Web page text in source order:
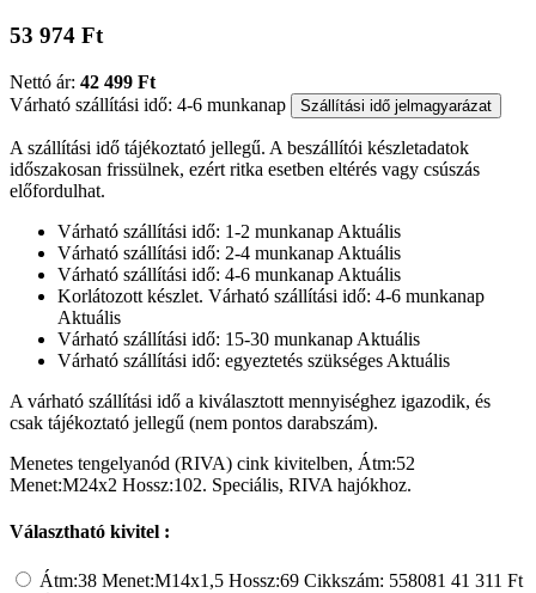
53 974 Ft
Nettó ár: 42 499 Ft
Várható szállítási idő: 4-6 munkanap
Szállítási idő jelmagyarázat
A szállítási idő tájékoztató jellegű. A beszállítói készletadatok
időszakosan frissülnek, ezért ritka esetben eltérés vagy csúszás
előfordulhat.
Várható szállítási idő: 1-2 munkanap Aktuális
Várható szállítási idő: 2-4 munkanap Aktuális
Várható szállítási idő: 4-6 munkanap Aktuális
Korlátozott készlet. Várható szállítási idő: 4-6 munkanap
Aktuális
Várható szállítási idő: 15-30 munkanap Aktuális
Várható szállítási idő: egyeztetés szükséges Aktuális
A várható szállítási idő a kiválasztott mennyiséghez igazodik, és
csak tájékoztató jellegű (nem pontos darabszám).
Menetes tengelyanód (RIVA) cink kivitelben, Átm:52
Menet:M24x2 Hossz:102. Speciális, RIVA hajókhoz.
Választható kivitel :
Átm:38 Menet:M14x1,5 Hossz:69 Cikkszám: 558081 41 311 Ft